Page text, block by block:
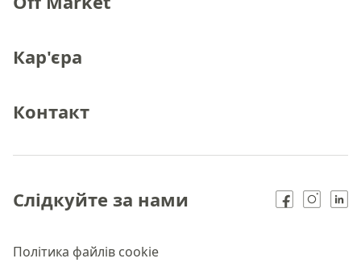
Кар'єра
Контакт
Політика файлів cookie
Слідкуйте за нами